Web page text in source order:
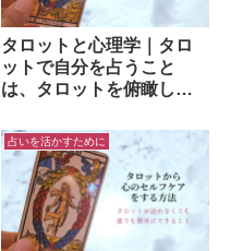
タロットと心理学｜タロ
ットで自分を占うこと
は、タロットを俯瞰して
こと
占いを活かすために